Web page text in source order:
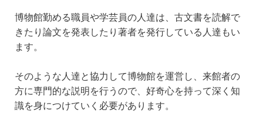
博物館勤める職員や学芸員の人達は、古文書を読解で
きたり論文を発表したり著者を発行している人達もい
ます。
そのような人達と協力して博物館を運営し、来館者の
方に専門的な説明を行うので、好奇心を持って深く知
識を身につけていく必要があります。